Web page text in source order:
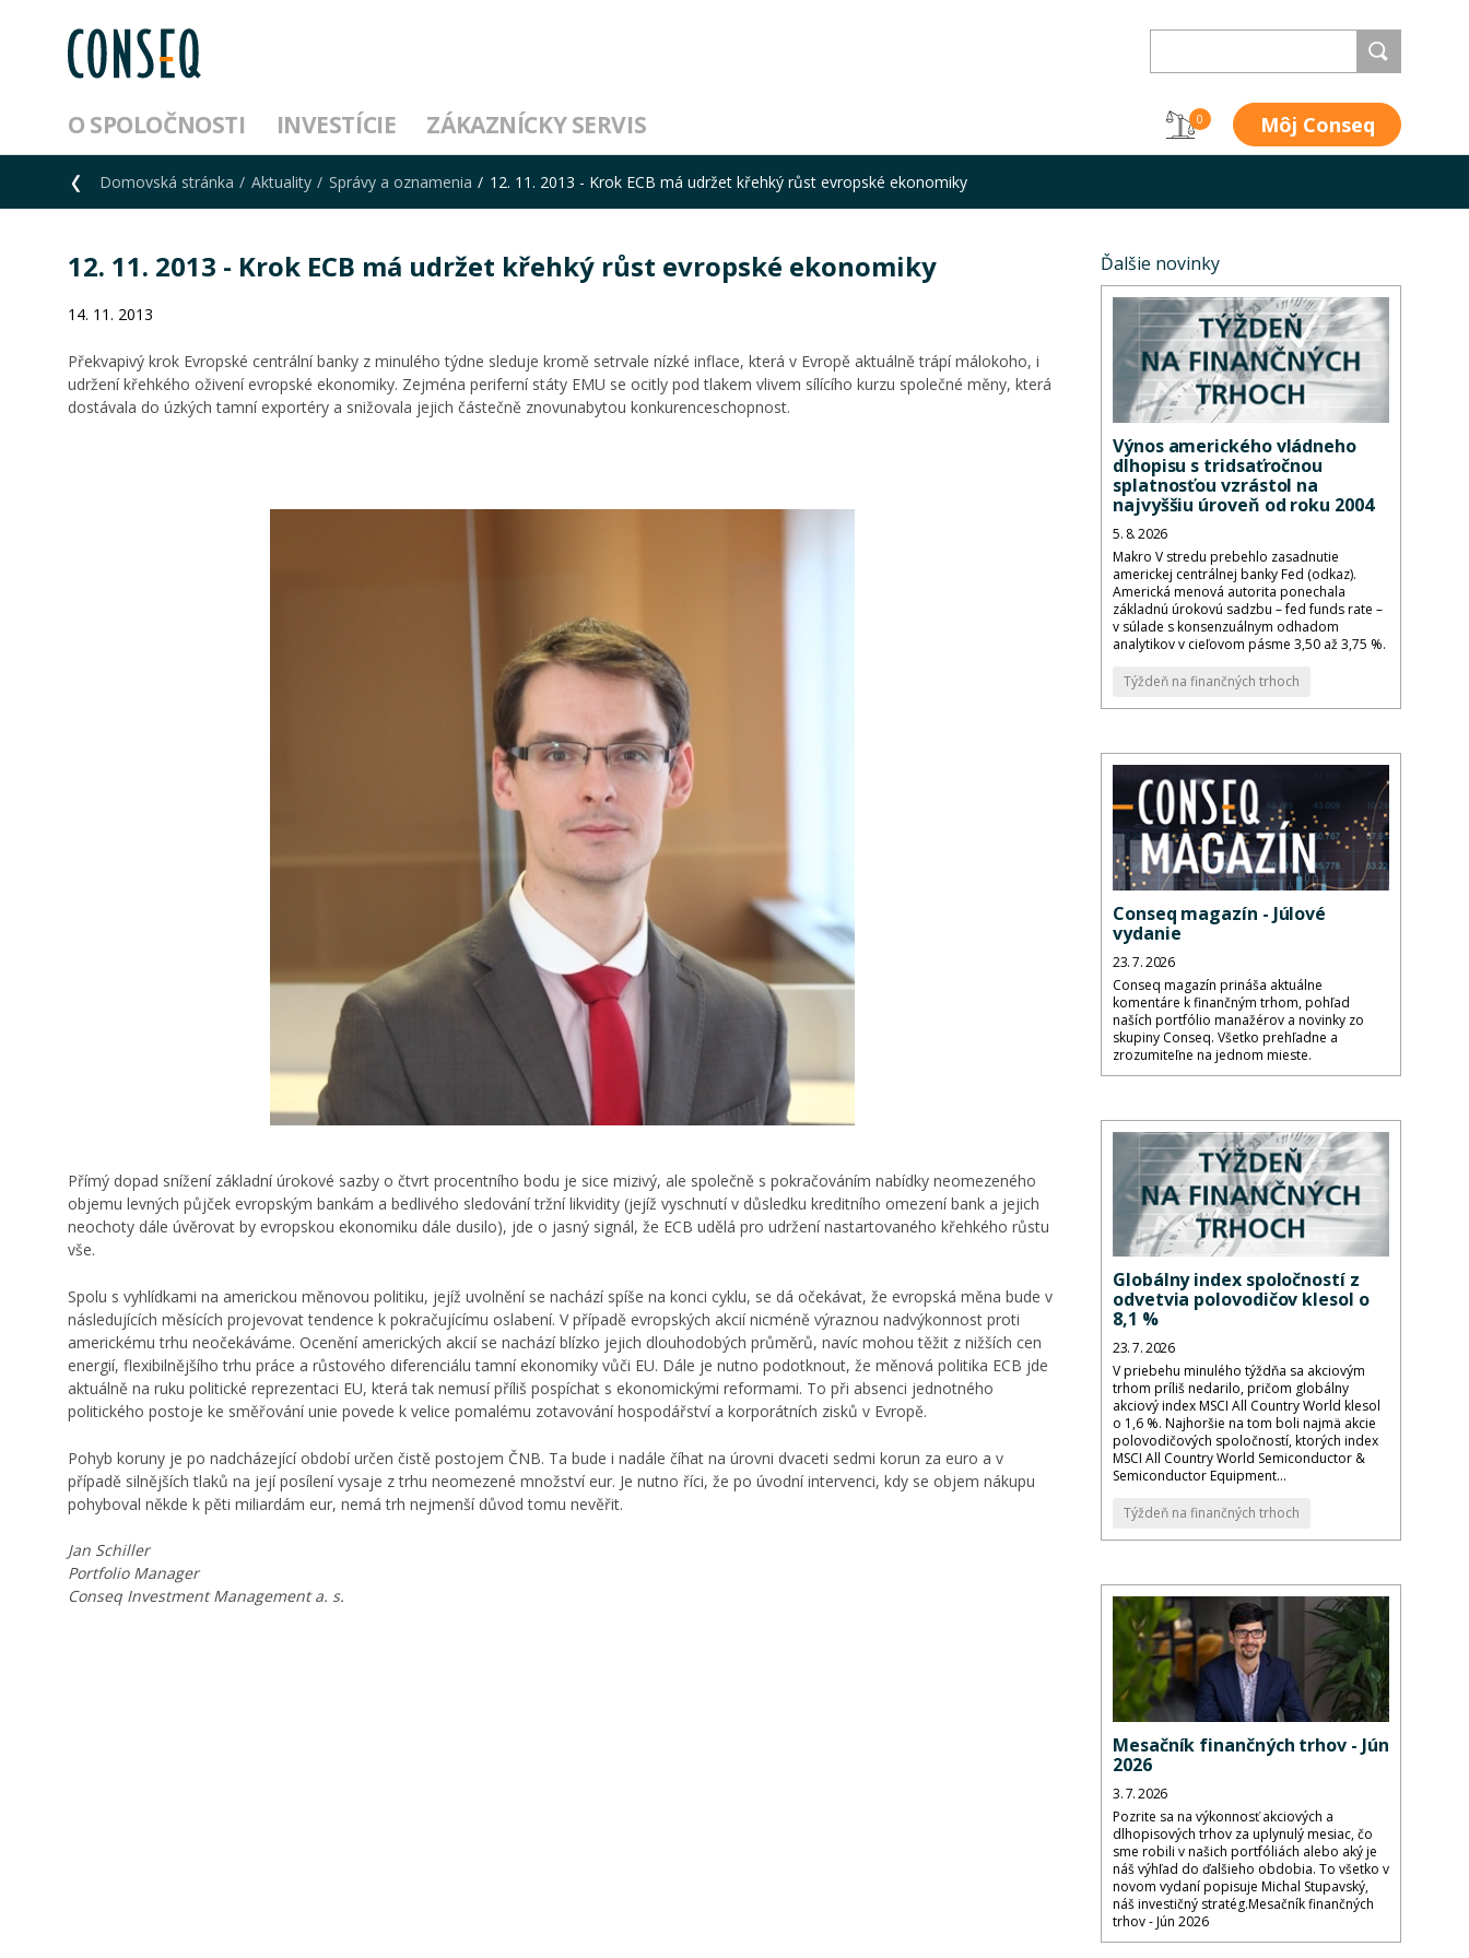
O SPOLOČNOSTI INVESTÍCIE ZÁKAZNÍCKY SERVIS 0 Môj Conseq
Domovská stránka Aktuality Správy a oznamenia 12. 11. 2013 - Krok ECB má udržet křehký růst evropské ekonomiky
12. 11. 2013 - Krok ECB má udržet křehký růst evropské ekonomiky
14. 11. 2013
Překvapivý krok Evropské centrální banky z minulého týdne sleduje kromě setrvale nízké inflace, která v Evropě aktuálně trápí málokoho, i
udržení křehkého oživení evropské ekonomiky. Zejména periferní státy EMU se ocitly pod tlakem vlivem sílícího kurzu společné měny, která
dostávala do úzkých tamní exportéry a snižovala jejich částečně znovunabytou konkurenceschopnost.
Přímý dopad snížení základní úrokové sazby o čtvrt procentního bodu je sice mizivý, ale společně s pokračováním nabídky neomezeného
objemu levných půjček evropským bankám a bedlivého sledování tržní likvidity (jejíž vyschnutí v důsledku kreditního omezení bank a jejich
neochoty dále úvěrovat by evropskou ekonomiku dále dusilo), jde o jasný signál, že ECB udělá pro udržení nastartovaného křehkého růstu
vše.
Spolu s vyhlídkami na americkou měnovou politiku, jejíž uvolnění se nachází spíše na konci cyklu, se dá očekávat, že evropská měna bude v
následujících měsících projevovat tendence k pokračujícímu oslabení. V případě evropských akcií nicméně výraznou nadvýkonnost proti
americkému trhu neočekáváme. Ocenění amerických akcií se nachází blízko jejich dlouhodobých průměrů, navíc mohou těžit z nižších cen
energií, flexibilnějšího trhu práce a růstového diferenciálu tamní ekonomiky vůči EU. Dále je nutno podotknout, že měnová politika ECB jde
aktuálně na ruku politické reprezentaci EU, která tak nemusí příliš pospíchat s ekonomickými reformami. To při absenci jednotného
politického postoje ke směřování unie povede k velice pomalému zotavování hospodářství a korporátních zisků v Evropě.
Pohyb koruny je po nadcházející období určen čistě postojem ČNB. Ta bude i nadále číhat na úrovni dvaceti sedmi korun za euro a v
případě silnějších tlaků na její posílení vysaje z trhu neomezené množství eur. Je nutno říci, že po úvodní intervenci, kdy se objem nákupu
pohyboval někde k pěti miliardám eur, nemá trh nejmenší důvod tomu nevěřit.
Jan Schiller
Portfolio Manager
Conseq Investment Management a. s.
Ďalšie novinky
Výnos amerického vládneho
dlhopisu s tridsaťročnou
splatnosťou vzrástol na
najvyššiu úroveň od roku 2004
5. 8. 2026
Makro V stredu prebehlo zasadnutie
americkej centrálnej banky Fed (odkaz).
Americká menová autorita ponechala
základnú úrokovú sadzbu – fed funds rate –
v súlade s konsenzuálnym odhadom
analytikov v cieľovom pásme 3,50 až 3,75 %.
Týždeň na finančných trhoch
Conseq magazín - Júlové
vydanie
23. 7. 2026
Conseq magazín prináša aktuálne
komentáre k finančným trhom, pohľad
naších portfólio manažérov a novinky zo
skupiny Conseq. Všetko prehľadne a
zrozumiteľne na jednom mieste.
Globálny index spoločností z
odvetvia polovodičov klesol o
8,1 %
23. 7. 2026
V priebehu minulého týždňa sa akciovým
trhom príliš nedarilo, pričom globálny
akciový index MSCI All Country World klesol
o 1,6 %. Najhoršie na tom boli najmä akcie
polovodičových spoločností, ktorých index
MSCI All Country World Semiconductor &
Semiconductor Equipment...
Týždeň na finančných trhoch
Mesačník finančných trhov - Jún
2026
3. 7. 2026
Pozrite sa na výkonnosť akciových a
dlhopisových trhov za uplynulý mesiac, čo
sme robili v našich portfóliách alebo aký je
náš výhľad do ďalšieho obdobia. To všetko v
novom vydaní popisuje Michal Stupavský,
náš investičný stratég.Mesačník finančných
trhov - Jún 2026